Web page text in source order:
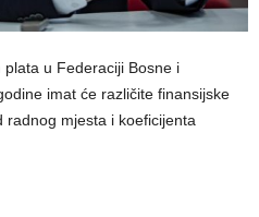
u Federaciji Bosne i
imat će različite finansijske
radnog mjesta i koeficijenta